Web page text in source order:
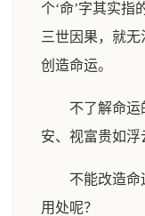
个‘命’字其实指
三世因果，就
创造命运。
不了解命运
安、视富贵如浮
不能改造命
用处呢？